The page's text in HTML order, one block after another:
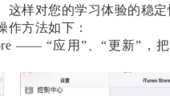
样对您的学习体验的稳定
作方法如下：
—— “应用”、“更新”，